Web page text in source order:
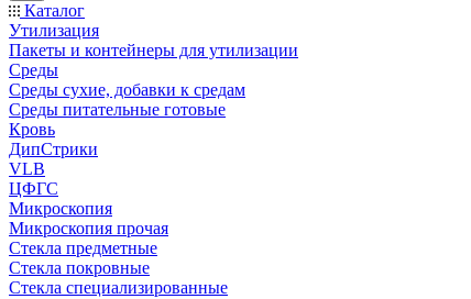
Каталог
Утилизация
Пакеты и контейнеры для утилизации
Среды
Среды сухие, добавки к средам
Среды питательные готовые
Кровь
ДипСтрики
VLB
ЦФГС
Микроскопия
Микроскопия прочая
Стекла предметные
Стекла покровные
Стекла специализированные